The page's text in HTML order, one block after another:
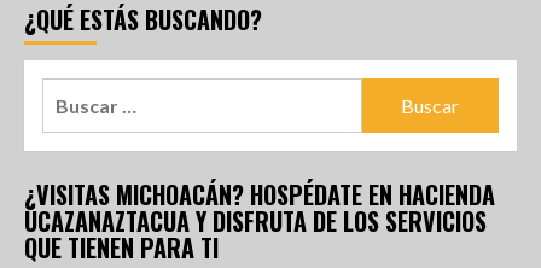
¿QUÉ ESTÁS BUSCANDO?
¿VISITAS MICHOACÁN? HOSPÉDATE EN HACIENDA
UCAZANAZTACUA Y DISFRUTA DE LOS SERVICIOS
QUE TIENEN PARA TI